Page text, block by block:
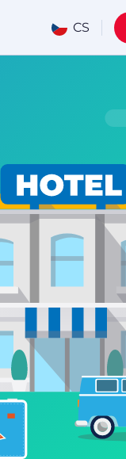
CS